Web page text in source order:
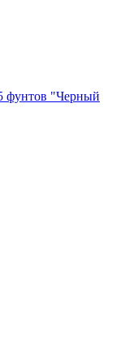
фунтов "Черный